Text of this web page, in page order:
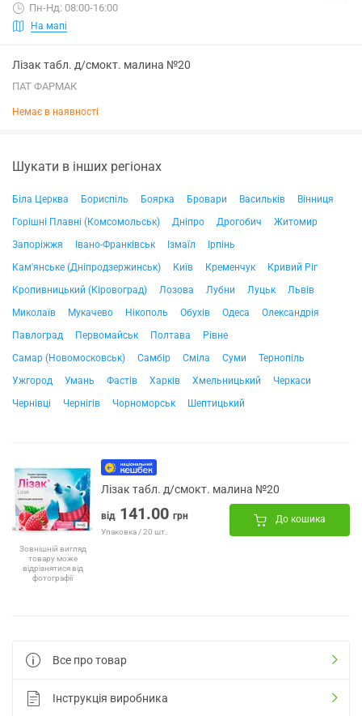
Пн-Нд: 08:00-16:00
На мапі
Лізак табл. д/смокт. малина №20
ПАТ ФАРМАК
Немає в наявності
Шукати в інших регіонах
Біла Церква Бориспіль Боярка Бровари Васильків
Вінниця
Горішні Плавні (Комсомольськ)
Дніпро Дрогобич
Житомир
Запоріжжя
Івано-Франківськ Ізмаїл
Ірпінь
Кам'янське (Дніпродзержинськ)
Київ Кременчук
Кривий Ріг
Кропивницький (Кіровоград)
Лозова Лубни Луцьк
Львів
Миколаїв
Мукачево Нікополь Обухів Одеса
Олександрія
Павлоград
Первомайськ Полтава
Рівне
Самар (Новомосковськ)
Самбір Сміла Суми
Тернопіль
Ужгород
Умань Фастів Харків Хмельницький
Черкаси
Чернівці
Чернігів Чорноморськ Шептицький
Зовнішній вигляд
товару може
відрізнятися від
фотографії
Лізак табл. д/смокт. малина №20
від 141.00 грн
Упаковка / 20 шт.
До кошика
Все про товар
Інструкція виробника